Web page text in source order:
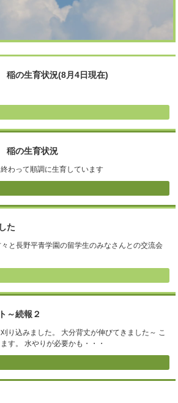
稲の生育状況(8月4日現在)
稲の生育状況
わって順調に生育しています
た
と長野平青学園の留学生のみなさんとの交流会
～続報２
り込みました。 大分背丈が伸びてきました～ こ
す。 水やりが必要かも・・・